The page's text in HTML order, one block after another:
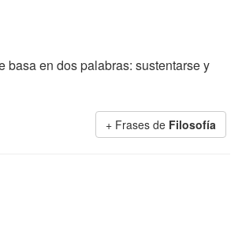
basa en dos palabras: sustentarse y
+ Frases de Filosofía